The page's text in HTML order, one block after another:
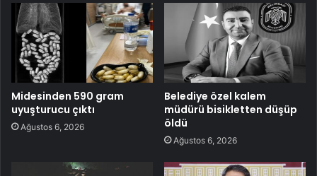
Midesinden 590 gram
uyuşturucu çıktı
Ağustos 6, 2026
Belediye özel kalem
müdürü bisikletten düşüp
öldü
Ağustos 6, 2026